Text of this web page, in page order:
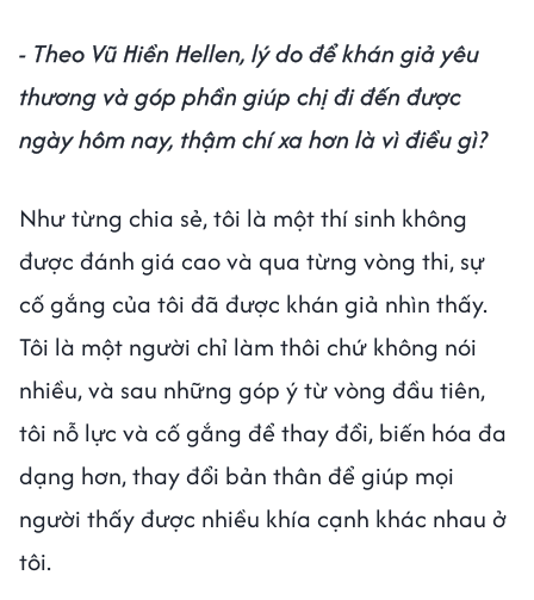
- Theo Vũ Hiền Hellen, lý do để khán giả yêu
thương và góp phần giúp chị đi đến được
ngày hôm nay, thậm chí xa hơn là vì điều gì?
Như từng chia sẻ, tôi là một thí sinh không
được đánh giá cao và qua từng vòng thi, sự
cố gắng của tôi đã được khán giả nhìn thấy.
Tôi là một người chỉ làm thôi chứ không nói
nhiều, và sau những góp ý từ vòng đầu tiên,
tôi nỗ lực và cố gắng để thay đổi, biến hóa đa
dạng hơn, thay đổi bản thân để giúp mọi
người thấy được nhiều khía cạnh khác nhau ở
tôi.